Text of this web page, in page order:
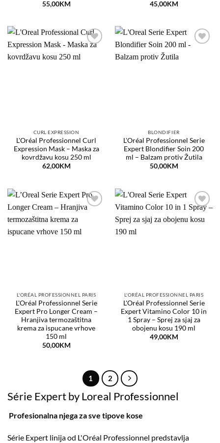
55,00KM
45,00KM
CURL EXPRESSION
L'Oréal Professionnel Curl
Expression Mask – Maska za
kovrdžavu kosu 250 ml
62,00KM
BLONDIFIER
L'Oréal Professionnel Serie
Expert Blondifier Soin 200
ml – Balzam protiv Žutila
50,00KM
L'ORÉAL PROFESSIONNEL PARIS
L'Oréal Professionnel Serie
Expert Pro Longer Cream –
Hranjiva termozaštitna
krema za ispucane vrhove
150 ml
50,00KM
Dodaj
na
L'ORÉAL PROFESSIONNEL PARIS
L'Oréal Professionnel Serie
Expert Vitamino Color 10 in
1 Spray – Sprej za sjaj za
obojenu kosu 190 ml
49,00KM
1 2
Série Expert by Loreal Professionnel
Profesionalna njega za sve tipove kose
Série Expert linija od L'Oréal Professionnel predstavlja